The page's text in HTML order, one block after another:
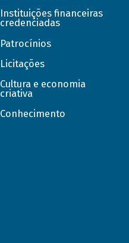
Instituições financeiras
credenciadas
Patrocínios
Licitações
Cultura e economia
criativa
Conhecimento